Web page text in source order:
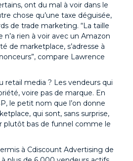
ont du mal à voir dans le
chose qu’une taxe déguisée,
de trade marketing. “La taille
n’a rien à voir avec un Amazon
de marketplace, s’adresse à
compare Lawrence
retail media ? Les vendeurs qui
voire pas de marque. En
le petit nom que l’on donne
qui sont, sans surprise,
plutôt bas de funnel comme le
à Cdiscount Advertising de